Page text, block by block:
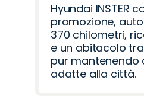
Hyundai INSTER
promozione,
370 chilometri,
e un abitacolo
pur mantenendo
adatte alla città.